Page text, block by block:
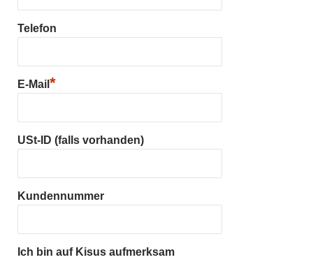
Telefon
E-Mail *
USt-ID (falls vorhanden)
Kundennummer
Ich bin auf Kisus aufmerksam